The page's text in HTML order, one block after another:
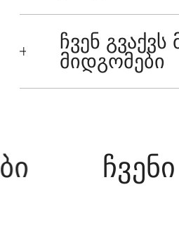
ჩვენ გვაქვს
მიდგომები
ჩვენი